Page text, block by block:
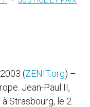
(ZENIT.org) –
Jean-Paul II,
Strasbourg, le 2